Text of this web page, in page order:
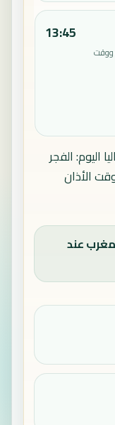
ووقت
13:45
اليوم: الفجر
الأذان
عند